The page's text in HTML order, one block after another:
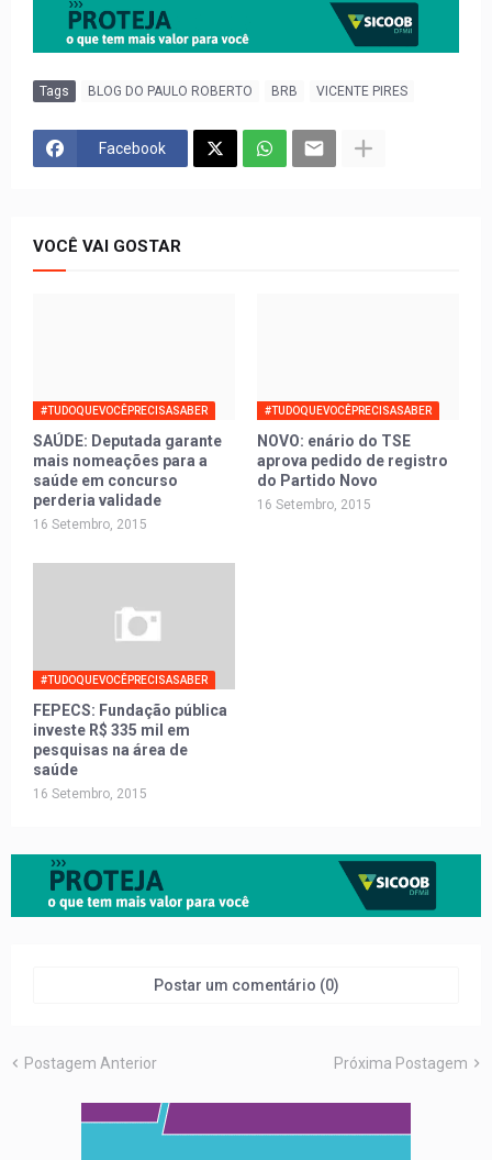
Tags BLOG DO PAULO ROBERTO BRB VICENTE PIRES
Facebook
VOCÊ VAI GOSTAR
#TUDOQUEVOCÊPRECISASABER
SAÚDE: Deputada garante
mais nomeações para a
saúde em concurso
perderia validade
16 Setembro, 2015
#TUDOQUEVOCÊPRECISASABER
NOVO: enário do TSE
aprova pedido de registro
do Partido Novo
16 Setembro, 2015
#TUDOQUEVOCÊPRECISASABER
FEPECS: Fundação pública
investe R$ 335 mil em
pesquisas na área de
saúde
16 Setembro, 2015
Postar um comentário (0)
Postagem Anterior Próxima Postagem